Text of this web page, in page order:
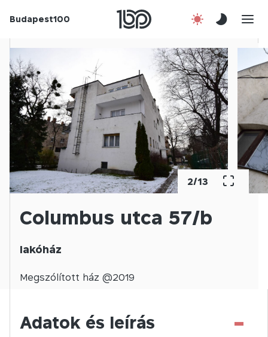
Budapest100
Csatlakozz!
Kapcsolat
En
2/13
Columbus utca 57/b
lakóház
Megszólított ház @2019
Adatok és leírás -